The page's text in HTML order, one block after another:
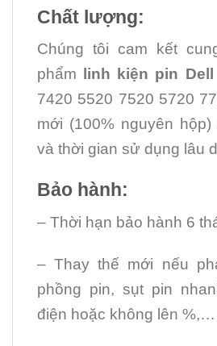
Chất lượng:
Chúng tôi cam kết
phẩm
linh kiện pin Dell
7420 5520 7520 5720
mới (100% nguyên
và thời gian sử dụng lâu
Bảo hành:
– Thời hạn bảo hành 6
– Thay thế mới nếu
phồng pin, sụt pin
điện hoặc không lên %,…